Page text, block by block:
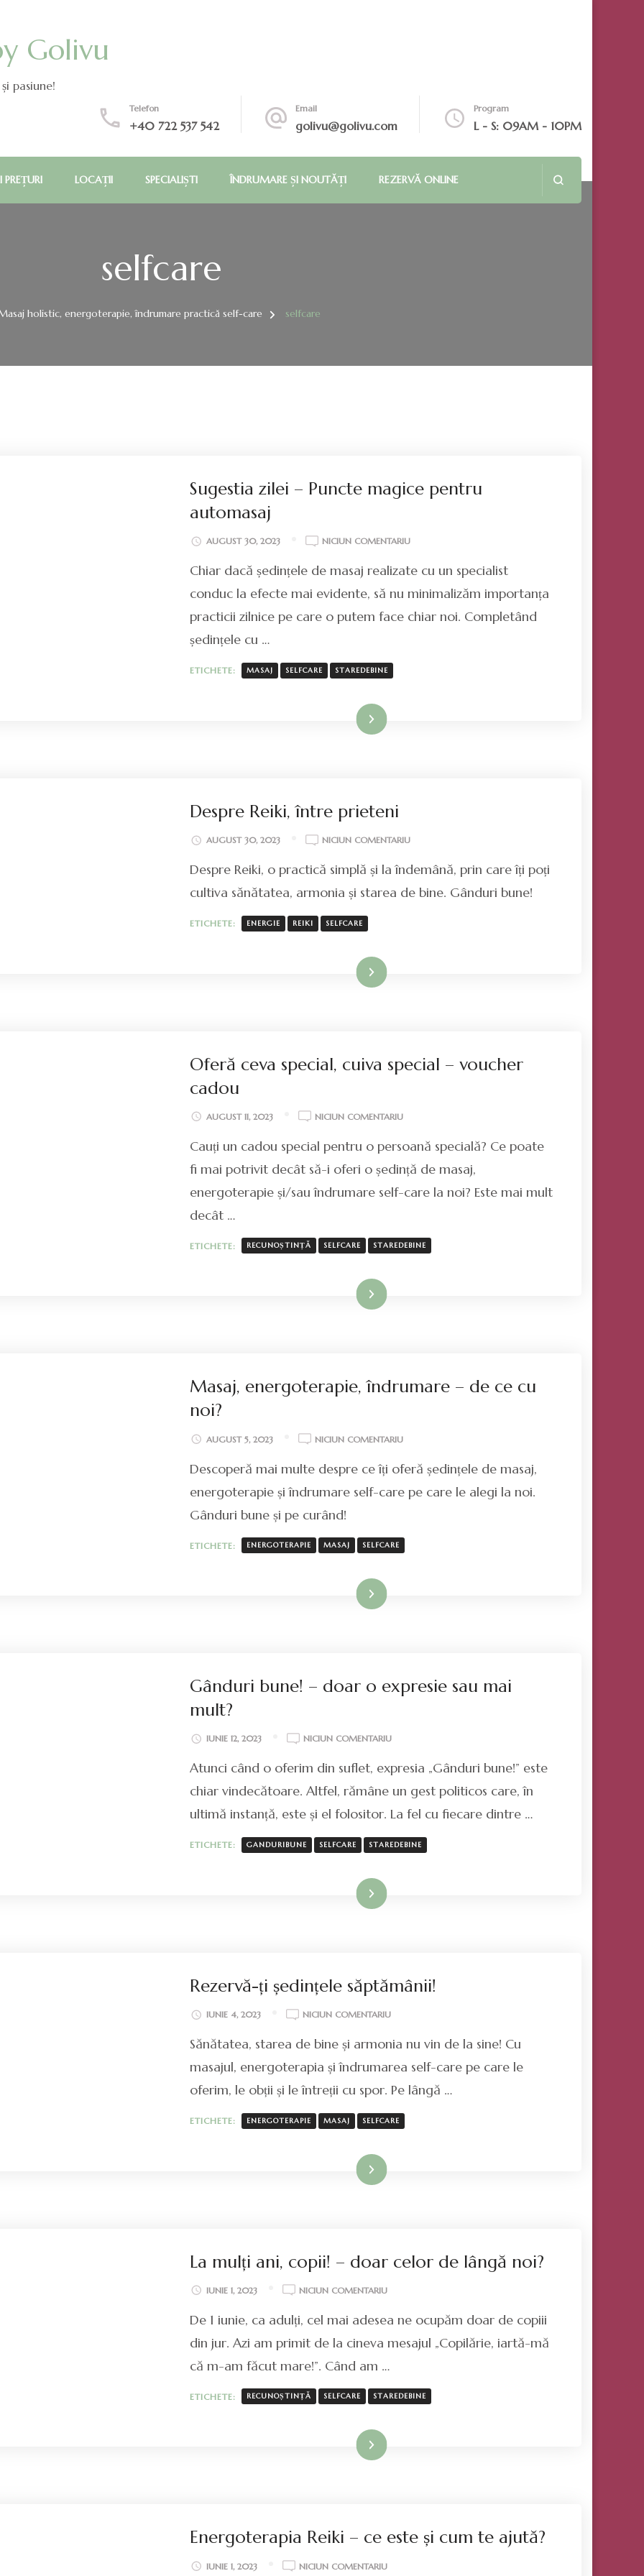
Golivu
pasiune!
Telefon
+40 722 537 542
Email
golivu@golivu.com
Program
L - S: 09AM - 10PM
PREȚURI LOCAȚII SPECIALIȘTI ÎNDRUMARE ȘI NOUTĂȚI REZERVĂ ONLINE
selfcare
holistic, energoterapie, îndrumare practică self-care selfcare
Sugestia zilei – Puncte magice pentru
automasaj
AUGUST 30, 2023 NICIUN COMENTARIULA
ZILEI
PUNCTE
MAGICE
Chiar dacă ședințele de masaj realizate cu un specialist
conduc la efecte mai evidente, să nu minimalizăm importanța
practicii zilnice pe care o putem face chiar noi. Completând
ședințele cu …
ETICHETE: MASAJ SELFCARE STAREDEBINE
Mai mult
Despre Reiki, între prieteni
AUGUST 30, 2023 NICIUN COMENTARIULA
REIKI,
PRIETENI
Despre Reiki, o practică simplă și la îndemână, prin care îți poți
cultiva sănătatea, armonia și starea de bine. Gânduri bune!
ETICHETE: ENERGIE REIKI SELFCARE
Mai mult
Oferă ceva special, cuiva special – voucher
cadou
AUGUST 11, 2023 NICIUN COMENTARIULA
CEVA
CUIVA
SPECIAL
CADOU
Cauți un cadou special pentru o persoană specială? Ce poate
fi mai potrivit decât să-i oferi o ședință de masaj,
energoterapie și/sau îndrumare self-care la noi? Este mai mult
decât …
ETICHETE: RECUNOȘTINȚĂ SELFCARE STAREDEBINE
Mai mult
Masaj, energoterapie, îndrumare – de ce cu
noi?
AUGUST 5, 2023 NICIUN COMENTARIULA
ENERGOTERAPIE,
–
Descoperă mai multe despre ce îți oferă ședințele de masaj,
energoterapie și îndrumare self-care pe care le alegi la noi.
Gânduri bune și pe curând!
ETICHETE: ENERGOTERAPIE MASAJ SELFCARE
Mai mult
Gânduri bune! – doar o expresie sau mai
mult?
IUNIE 12, 2023 NICIUN COMENTARIULA
BUNE!
DOAR
O
SAU
Atunci când o oferim din suflet, expresia „Gânduri bune!” este
chiar vindecătoare. Altfel, rămâne un gest politicos care, în
ultimă instanță, este și el folositor. La fel cu fiecare dintre …
ETICHETE: GANDURIBUNE SELFCARE STAREDEBINE
Mai mult
Rezervă-ți ședințele săptămânii!
IUNIE 4, 2023 NICIUN COMENTARIULA
ȚI
SĂPTĂMÂNII!
Sănătatea, starea de bine și armonia nu vin de la sine! Cu
masajul, energoterapia și îndrumarea self-care pe care le
oferim, le obții și le întreții cu spor. Pe lângă …
ETICHETE: ENERGOTERAPIE MASAJ SELFCARE
Mai mult
La mulți ani, copii! – doar celor de lângă noi?
IUNIE 1, 2023 NICIUN COMENTARIULA
MULȚI
COPII!
CELOR
De 1 iunie, ca adulți, cel mai adesea ne ocupăm doar de copiii
din jur. Azi am primit de la cineva mesajul „Copilărie, iartă-mă
că m-am făcut mare!”. Când am …
ETICHETE: RECUNOȘTINȚĂ SELFCARE STAREDEBINE
Mai mult
Energoterapia Reiki – ce este și cum te ajută?
IUNIE 1, 2023 NICIUN COMENTARIULA